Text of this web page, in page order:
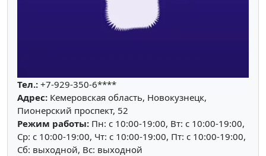
Тел.: +7-929-350-6****
Адрес: Кемеровская область, Новокузнецк,
Пионерский проспект, 52
Режим работы: Пн: c 10:00-19:00, Вт: c 10:00-19:00,
Ср: c 10:00-19:00, Чт: c 10:00-19:00, Пт: c 10:00-19:00,
Сб: выходной, Вс: выходной